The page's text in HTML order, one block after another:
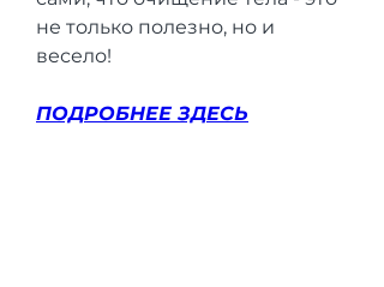
не только полезно, но и
весело!
ПОДРОБНЕЕ ЗДЕСЬ